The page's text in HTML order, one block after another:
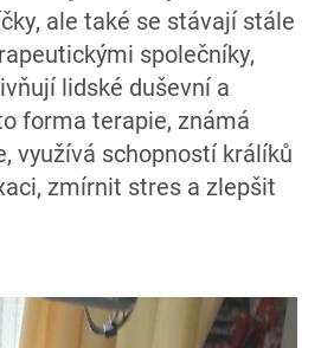
ale také se stávají stále
společníky,
lidské duševní a
forma terapie, známá
využívá schopností králíků
zmírnit stres a zlepšit